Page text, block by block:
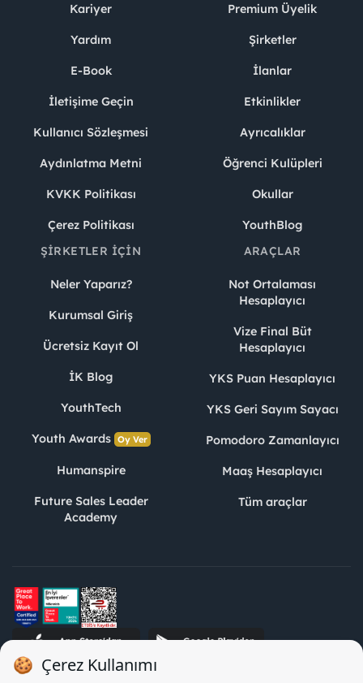
Kariyer
Yardım
E-Book
İletişime Geçin
Kullanıcı Sözleşmesi
Aydınlatma Metni
KVKK Politikası
Çerez Politikası
Premium Üyelik
Şirketler
İlanlar
Etkinlikler
Ayrıcalıklar
Öğrenci Kulüpleri
Okullar
YouthBlog
ŞIRKETLER İÇIN
Neler Yaparız?
Kurumsal Giriş
Ücretsiz Kayıt Ol
İK Blog
YouthTech
Youth Awards Oy Ver
Humanspire
Future Sales Leader
Academy
ARAÇLAR
Not Ortalaması
Hesaplayıcı
Vize Final Büt
Hesaplayıcı
YKS Puan Hesaplayıcı
YKS Geri Sayım Sayacı
Pomodoro Zamanlayıcı
Maaş Hesaplayıcı
Tüm araçlar